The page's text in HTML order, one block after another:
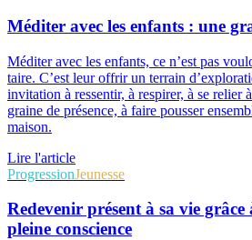
Méditer avec les enfants : une
Méditer avec les enfants, ce n’est pas
taire. C’est leur offrir un terrain
invitation à ressentir, à respirer, à se
graine de présence, à faire pousser
maison.
Lire l'article
ProgressionJeunesse
Redevenir présent à sa vie
pleine conscience